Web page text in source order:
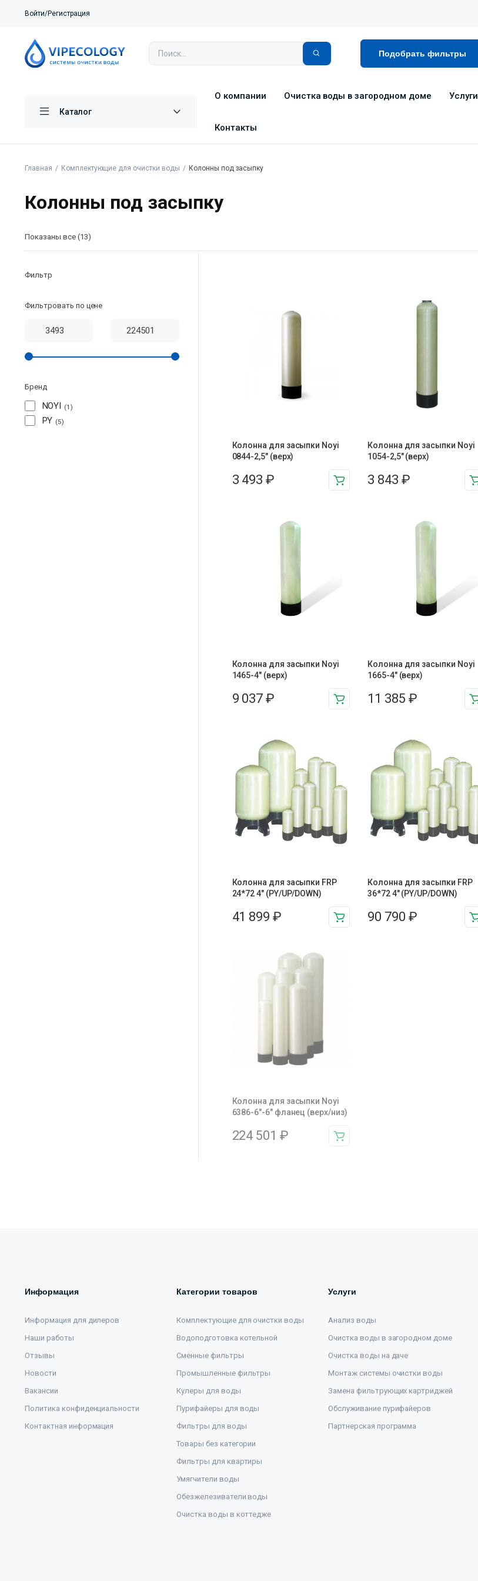
Войти/Регистрация
Подобрать фильтры
Каталог
О компании Очистка воды в загородном доме Услуги
Контакты
Главная Комплектующие для очистки воды Колонны под засыпку
Колонны под засыпку
Показаны все (13)
Колонна для засыпки Noyi
0844-2,5″ (верх)
3 493₽
Колонна для засыпки Noyi
1054-2,5″ (верх)
3 843 ₽
Колонна для засыпки Noyi
1465-4″ (верх)
9 037₽
Колонна для засыпки Noyi
1665-4″ (верх)
11 385 ₽
Колонна для засыпки FRP
24*72 4″ (PY/UP/DOWN)
41 899₽
Колонна для засыпки FRP
36*72 4″ (PY/UP/DOWN)
90 790 ₽
Колонна для засыпки Noyi
6386-6″-6″ фланец (верх/низ)
224 501₽
Фильтр
Фильтровать по цене
Бренд
NOYI 1
PY 5
Информация
Информация для дилеров
Наши работы
Отзывы
Новости
Вакансии
Политика конфиденциальности
Контактная информация
Категории товаров
Комплектующие для очистки воды
Водоподготовка котельной
Сменные фильтры
Промышленные фильтры
Кулеры для воды
Пурифайеры для воды
Фильтры для воды
Товары без категории
Фильтры для квартиры
Умягчители воды
Обезжелезиватели воды
Очистка воды в коттедже
Услуги
Анализ воды
Очистка воды в загородном доме
Очистка воды на даче
Монтаж системы очистки воды
Замена фильтрующих картриджей
Обслуживание пурифайеров
Партнерская программа